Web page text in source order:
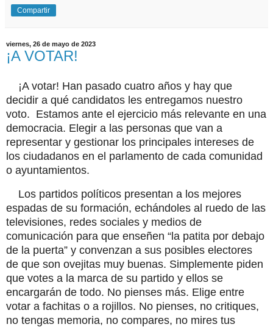
Compartir
viernes, 26 de mayo de 2023
¡A VOTAR!
¡A votar! Han pasado cuatro años y hay que
decidir a qué candidatos les entregamos nuestro
voto. Estamos ante el ejercicio más relevante en una
democracia. Elegir a las personas que van a
representar y gestionar los principales intereses de
los ciudadanos en el parlamento de cada comunidad
o ayuntamientos.
Los partidos políticos presentan a los mejores
espadas de su formación, echándoles al ruedo de las
televisiones, redes sociales y medios de
comunicación para que enseñen “la patita por debajo
de la puerta” y convenzan a sus posibles electores
de que son ovejitas muy buenas. Simplemente piden
que votes a la marca de su partido y ellos se
encargarán de todo. No pienses más. Elige entre
votar a fachitas o a rojillos. No pienses, no critiques,
no tengas memoria, no compares, no mires tus